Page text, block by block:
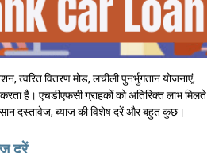
त्वरित वितरण मोड, लचीली पुनर्भुगतान योजनाएं,
है। एचडीएफसी ग्राहकों को अतिरिक्त लाभ मिलते
दस्तावेज, ब्याज की विशेष दरें और बहुत कुछ।